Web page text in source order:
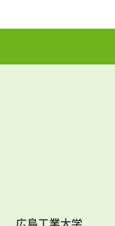
広島工業大学